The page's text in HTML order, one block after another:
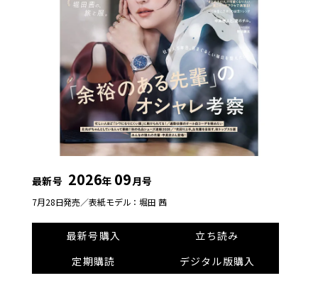
最新号 2026年 09月号
7月28日発売／表紙モデル：堀田 茜
最新号購入
立ち読み
定期購読
デジタル版購入